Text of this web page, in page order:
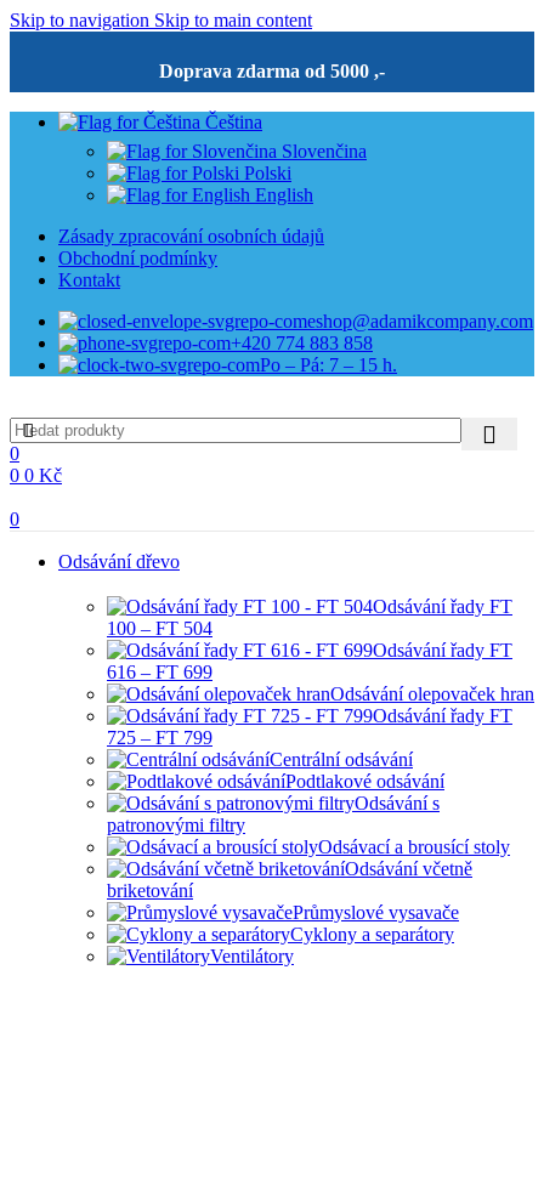
Skip to navigation Skip to main content
Doprava zdarma od 5000 ,-
Čeština
Slovenčina
Polski
English
Zásady zpracování osobních údajů
Obchodní podmínky
Kontakt
eshop@adamikcompany.com
+420 774 883 858
Po – Pá: 7 – 15 h.
0
0 0 Kč
0
Odsávání dřevo
Odsávání řady FT
100 – FT 504
Odsávání řady FT
616 – FT 699
Odsávání olepovaček hran
Odsávání řady FT
725 – FT 799
Centrální odsávání
Podtlakové odsávání
Odsávání s
patronovými filtry
Odsávací a brousící stoly
Odsávání včetně
briketování
Průmyslové vysavače
Cyklony a separátory
Ventilátory